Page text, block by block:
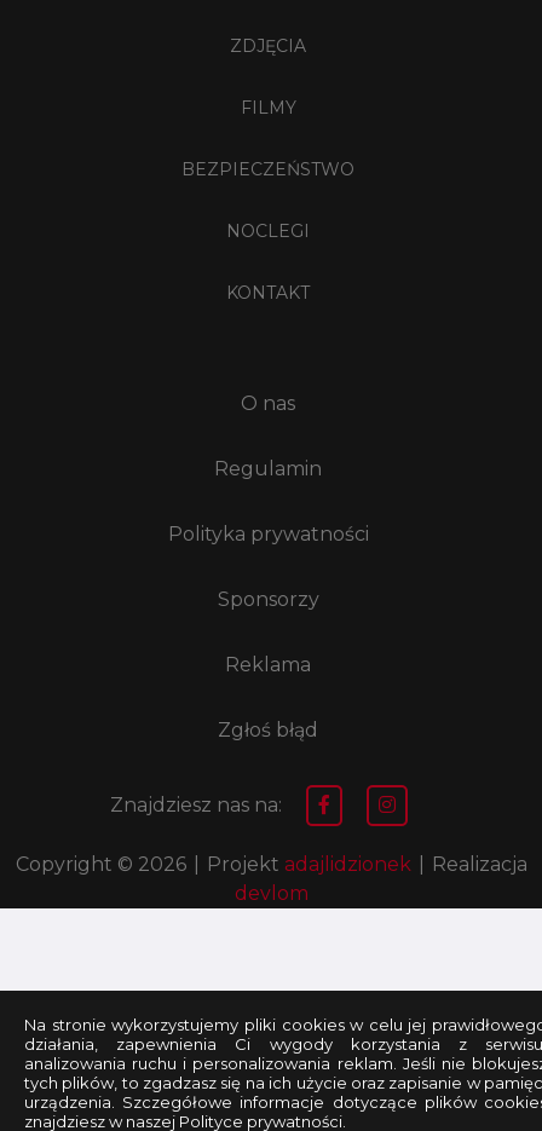
ZDJĘCIA
FILMY
BEZPIECZEŃSTWO
NOCLEGI
KONTAKT
O nas
Regulamin
Polityka prywatności
Sponsorzy
Reklama
Zgłoś błąd
Znajdziesz nas na:
Copyright © 2026 Projekt adajlidzionek
Realizacja
devlom
Na stronie wykorzystujemy pliki cookies w celu jej
działania, zapewnienia Ci wygody korzystania z
analizowania ruchu i personalizowania reklam. Jeśli nie
tych plików, to zgadzasz się na ich użycie oraz zapisanie w
urządzenia. Szczegółowe informacje dotyczące plików
znajdziesz w naszej Polityce prywatności.